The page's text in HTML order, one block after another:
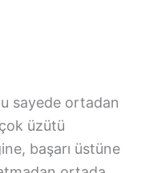
sayede ortadan
üzütü
başarı üstüne